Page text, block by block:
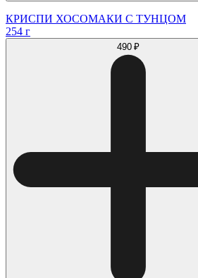
КРИСПИ ХОСОМАКИ С ТУНЦОМ
254 г
490 ₽